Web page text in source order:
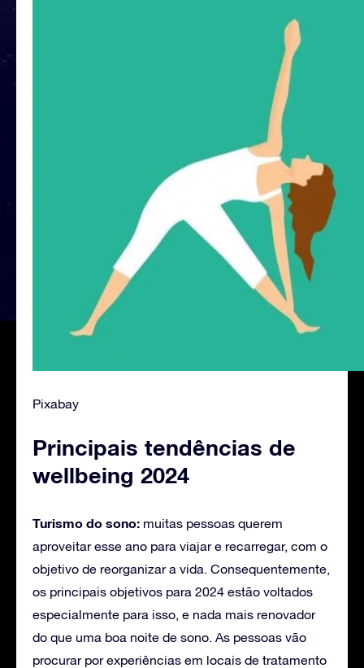
Pixabay
Principais tendências de
wellbeing 2024
Turismo do sono: muitas pessoas querem
aproveitar esse ano para viajar e recarregar, com o
objetivo de reorganizar a vida. Consequentemente,
os principais objetivos para 2024 estão voltados
especialmente para isso, e nada mais renovador
do que uma boa noite de sono. As pessoas vão
procurar por experiências em locais de tratamento